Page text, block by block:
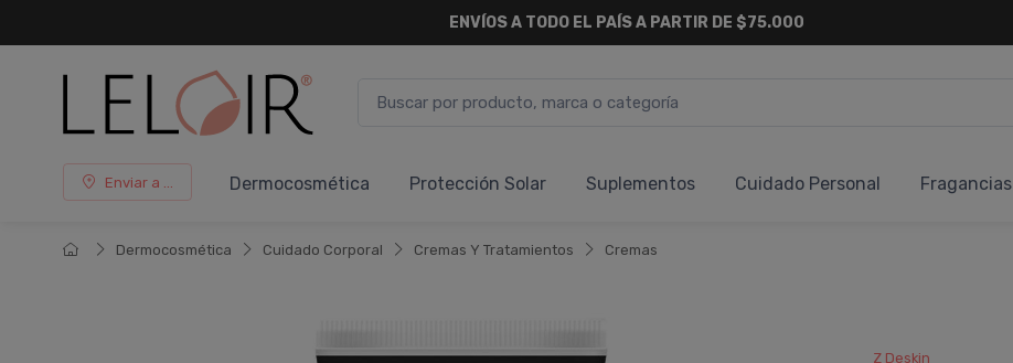
ENVÍOS A TODO EL PAÍS A PARTIR DE $75.000
Enviar a ... Dermocosmética Protección Solar Suplementos Cuidado Personal Fragancias
Dermocosmética Cuidado Corporal Cremas Y Tratamientos Cremas
Z Deskin